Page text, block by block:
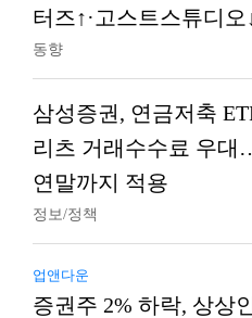
터즈↑·고스트스튜디오
동향
삼성증권, 연금저축
리츠 거래수수료 우대
연말까지 적용
정보/정책
업앤다운
증권주 2% 하락, 상상